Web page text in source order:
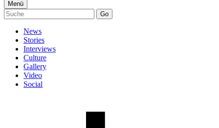
Menü
Go
News
Stories
Interviews
Culture
Gallery
Video
Social